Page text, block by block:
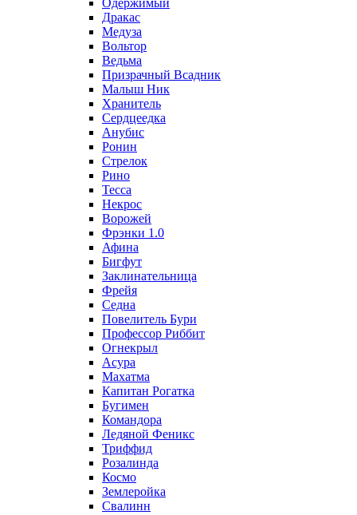
Одержимый
Дракас
Медуза
Вольтор
Ведьма
Призрачный Всадник
Малыш Ник
Хранитель
Сердцеедка
Анубис
Ронин
Стрелок
Рино
Тесса
Некрос
Ворожей
Фрэнки 1.0
Афина
Бигфут
Заклинательница
Фрейя
Седна
Повелитель Бури
Профеcсор Риббит
Огнекрыл
Асура
Махатма
Капитан Рогатка
Бугимен
Командора
Ледяной Феникс
Триффид
Розалинда
Космо
Землеройка
Свалинн